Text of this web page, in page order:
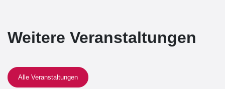
Weitere Veranstaltungen
Alle Veranstaltungen